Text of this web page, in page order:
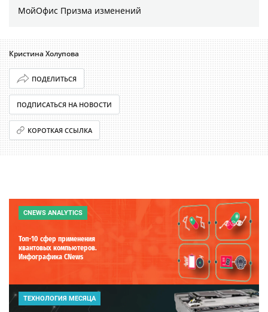
МойОфис Призма изменений
Кристина Холупова
ПОДЕЛИТЬСЯ
ПОДПИСАТЬСЯ НА НОВОСТИ
КОРОТКАЯ ССЫЛКА
CNEWS ANALYTICS
Топ-10 сфер применения
квантовых компьютеров.
Инфографика CNews
ТЕХНОЛОГИЯ МЕСЯЦА